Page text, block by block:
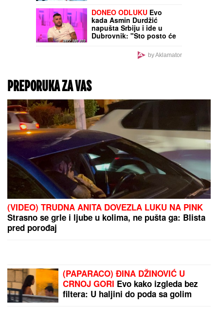
(VIDEO)
STRAVIČNA NESREĆA
KOD JASENOVIKA!
Strahuje se da IMA
POVREĐENIH, sve vrvi od
policije i Hitne pomoći
(FOTO, VIDEO)
PRŠTE ČESTITKE!Dragan